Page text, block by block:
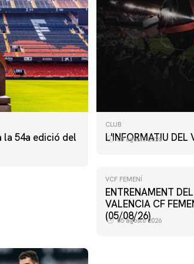
54a edició del
CLUB
L'INFORMATIU
05 agosto 2026
VCF FEMENÍ
ENTRENAMENT DEL
VALENCIA CF
(05/08/26)
05 agosto 2026